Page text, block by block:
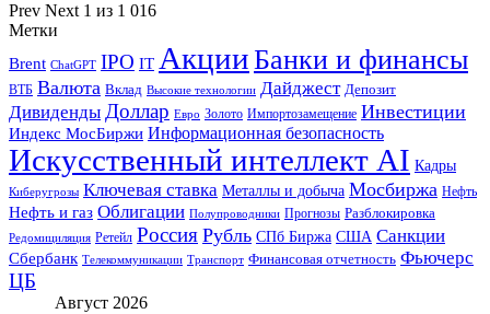
Prev Next 1 из 1 016
Метки
Brent ChatGPT IPO IT АкцииБанки и финансы
ВТБ Валюта Вклад Высокие технологии Дайджест Депозит
Дивиденды Доллар Евро Золото Импортозамещение Инвестиции
Индекс МосБиржи Информационная безопасность
Искусственный интеллект AI Кадры
Киберугрозы Ключевая ставка Металлы и добыча Мосбиржа Нефть
Нефть и газ Облигации Полупроводники Прогнозы Разблокировка
Редомициляция Ретейл Россия Рубль СПб Биржа США Санкции
Сбербанк Телекоммуникации Транспорт Финансовая отчетность Фьючерс
ЦБ
Август 2026